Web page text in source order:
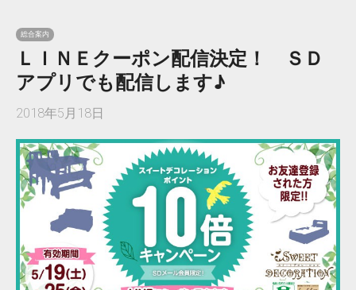
総合案内
ＬＩＮＥクーポン配信決定！ ＳＤ
アプリでも配信します♪
2018年5月18日